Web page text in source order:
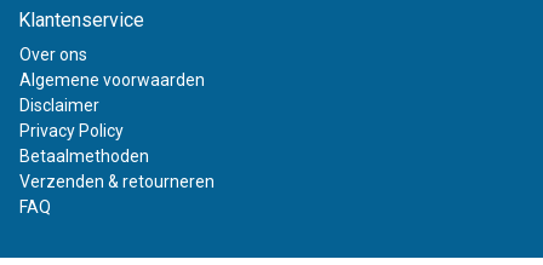
Klantenservice
Over ons
Algemene voorwaarden
Disclaimer
Privacy Policy
Betaalmethoden
Verzenden & retourneren
FAQ